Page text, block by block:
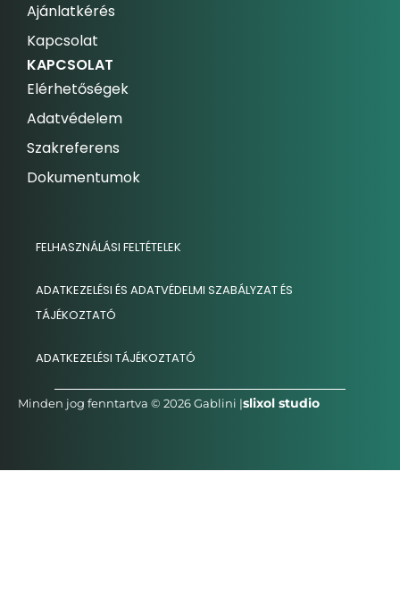
Ajánlatkérés
Kapcsolat
KAPCSOLAT
Elérhetőségek
Adatvédelem
Szakreferens
Dokumentumok
FELHASZNÁLÁSI FELTÉTELEK
ADATKEZELÉSI ÉS ADATVÉDELMI SZABÁLYZAT ÉS
TÁJÉKOZTATÓ
ADATKEZELÉSI TÁJÉKOZTATÓ
Minden jog fenntartva © 2026 Gablini |slixol studio